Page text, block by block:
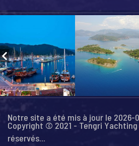
Notre site a été mis à jour le 2026-
Copyright © 2021 - Tengri
réservés...